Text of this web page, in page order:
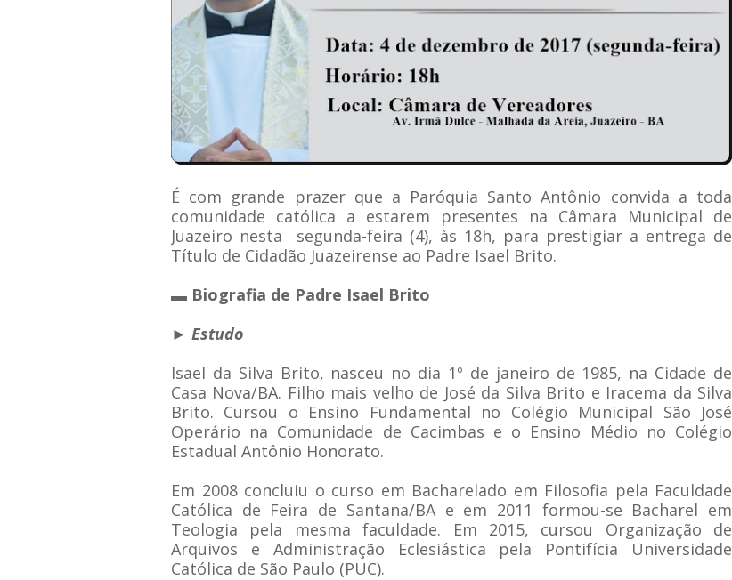
É com grande prazer que a Paróquia Santo Antônio convida a toda
comunidade católica a estarem presentes na Câmara Municipal de
Juazeiro nesta segunda-feira (4), às 18h, para prestigiar a entrega de
Título de Cidadão Juazeirense ao Padre Isael Brito.
▬ Biografia de Padre Isael Brito
► Estudo
Isael da Silva Brito, nasceu no dia 1º de janeiro de 1985, na Cidade de
Casa Nova/BA. Filho mais velho de José da Silva Brito e Iracema da Silva
Brito. Cursou o Ensino Fundamental no Colégio Municipal São José
Operário na Comunidade de Cacimbas e o Ensino Médio no Colégio
Estadual Antônio Honorato.
Em 2008 concluiu o curso em Bacharelado em Filosofia pela Faculdade
Católica de Feira de Santana/BA e em 2011 formou-se Bacharel em
Teologia pela mesma faculdade. Em 2015, cursou Organização de
Arquivos e Administração Eclesiástica pela Pontifícia Universidade
Católica de São Paulo (PUC).